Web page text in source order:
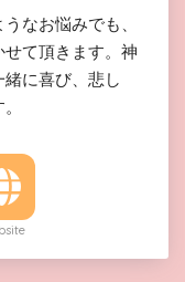
なお悩みでも、
て頂きます。神
に喜び、悲し